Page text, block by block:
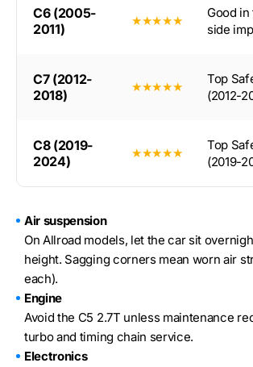
C6 (2005-
2011)
★★★★★
Good
side
C7 (2012-
2018)
★★★★★
Top
(2012-
C8 (2019-
2024)
★★★★★
Top
(2019-
Air suspension
On Allroad models, let the car sit
height. Sagging corners mean worn air
each).
Engine
Avoid the C5 2.7T unless maintenance
turbo and timing chain service.
Electronics